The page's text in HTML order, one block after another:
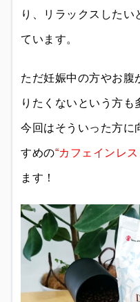
り、リラックスしたい
ています。
ただ妊娠中の方やお腹
りたくないという方も
今回はそういった方に
すめの“カフェインレ
ます！